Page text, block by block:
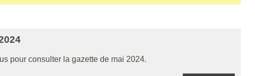
pour consulter la gazette de mai 2024.